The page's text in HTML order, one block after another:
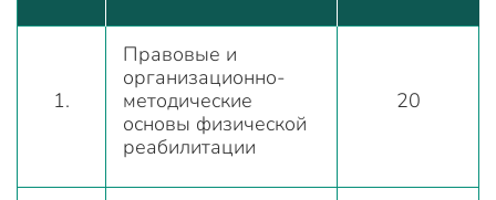
1.
Правовые и
организационно-
методические
основы физической
реабилитации
20